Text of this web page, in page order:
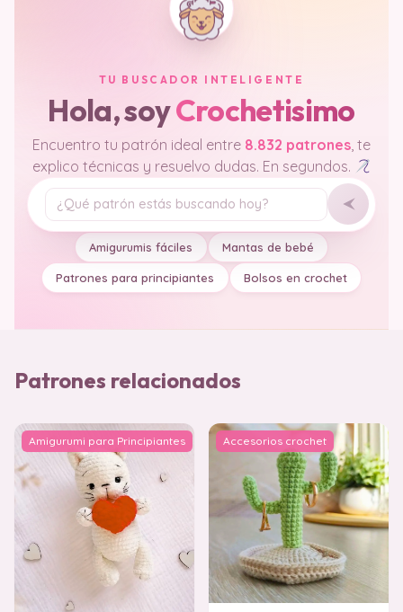
TU BUSCADOR INTELIGENTE
Hola, soyCrochetisimo
Encuentro tu patrón ideal entre 8.832 patrones, te
explico técnicas y resuelvo dudas. En segundos.
Tu pregunta
Amigurumis fáciles Mantas de bebé
Patrones para principiantes Bolsos en crochet
Patrones relacionados
Amigurumi para Principiantes Accesorios crochet